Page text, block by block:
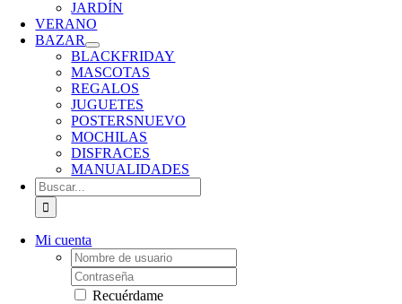
JARDÍN
VERANO
BAZAR
BLACKFRIDAY
MASCOTAS
REGALOS
JUGUETES
POSTERSNUEVO
MOCHILAS
DISFRACES
MANUALIDADES
Buscar:
Mi cuenta
Username:
Password:
Recuérdame